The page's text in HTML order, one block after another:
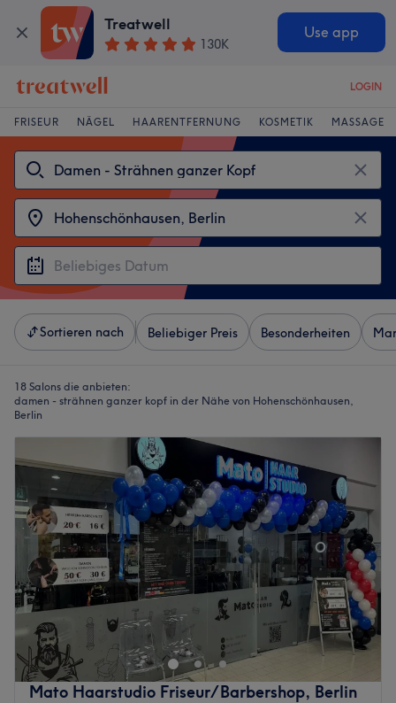
Treatwell
130K
Use app
LOGIN
FRISEUR NÄGEL HAARENTFERNUNG KOSMETIK MASSAGE
Sortieren nach Beliebiger Preis Besonderheiten
18 Salons die anbieten:
damen - strähnen ganzer kopf in der Nähe von Hohenschönhausen,
Berlin
Mato Haarstudio Friseur/Barbershop, Berlin